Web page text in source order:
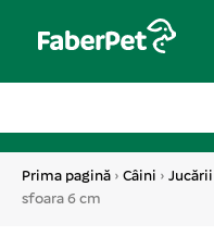
Prima pagină › Câini › Jucării
sfoara 6 cm